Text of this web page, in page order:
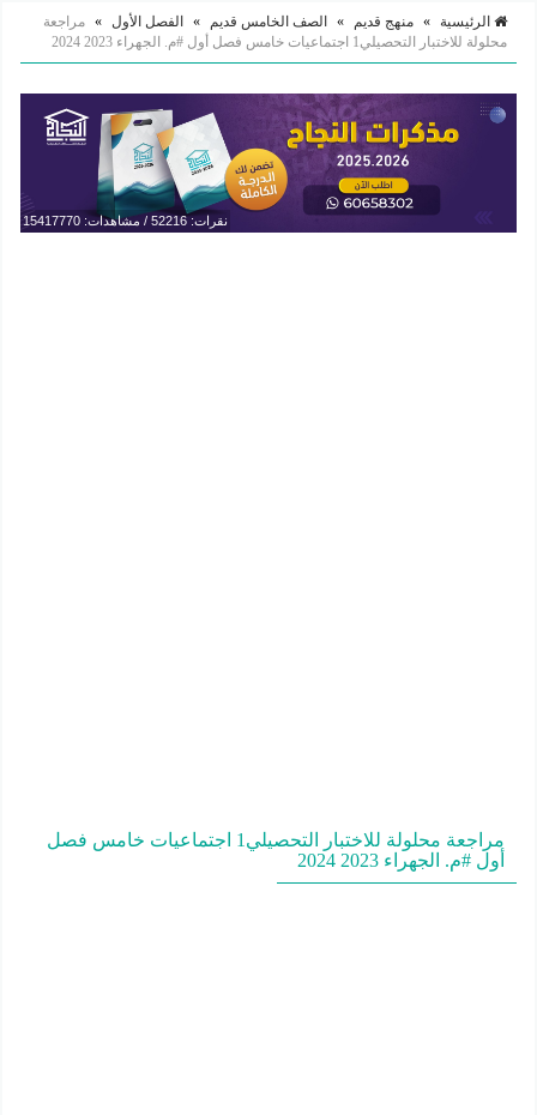
الرئيسية » منهج قديم » الصف الخامس قديم » الفصل الأول » مراجعة
محلولة للاختبار التحصيلي1 اجتماعيات خامس فصل أول #م. الجهراء 2023 2024
نقرات: 52216 / مشاهدات: 15417770
مراجعة محلولة للاختبار التحصيلي1 اجتماعيات خامس فصل
أول #م. الجهراء 2023 2024